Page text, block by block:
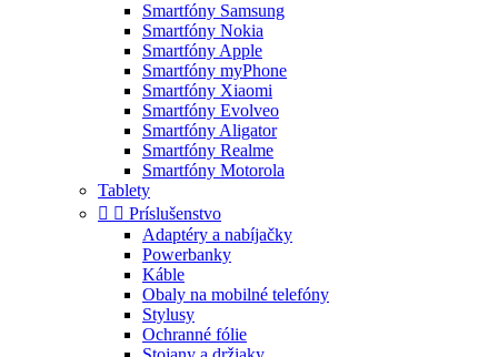
Smartfóny Samsung
Smartfóny Nokia
Smartfóny Apple
Smartfóny myPhone
Smartfóny Xiaomi
Smartfóny Evolveo
Smartfóny Aligator
Smartfóny Realme
Smartfóny Motorola
Tablety
  Príslušenstvo
Adaptéry a nabíjačky
Powerbanky
Káble
Obaly na mobilné telefóny
Stylusy
Ochranné fólie